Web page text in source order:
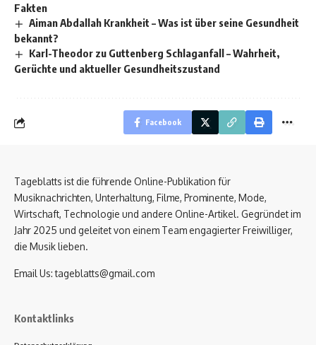
Fakten
Aiman Abdallah Krankheit – Was ist über seine Gesundheit
bekannt?
Karl-Theodor zu Guttenberg Schlaganfall – Wahrheit,
Gerüchte und aktueller Gesundheitszustand
Facebook
Tageblatts ist die führende Online-Publikation für
Musiknachrichten, Unterhaltung, Filme, Prominente, Mode,
Wirtschaft, Technologie und andere Online-Artikel. Gegründet im
Jahr 2025 und geleitet von einem Team engagierter Freiwilliger,
die Musik lieben.
Email Us:tageblatts@gmail.com
Kontaktlinks